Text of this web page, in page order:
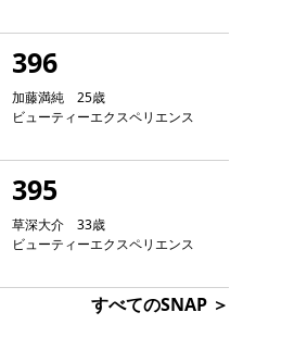
396
加藤満純 25歳
ビューティーエクスペリエンス
395
草深大介 33歳
ビューティーエクスペリエンス
すべてのSNAP ＞